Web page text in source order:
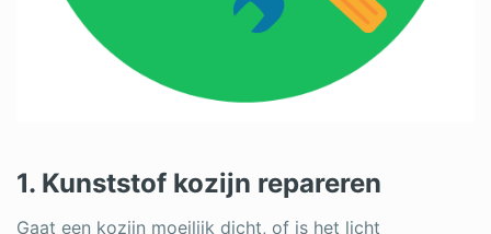
1. Kunststof kozijn repareren
Gaat een kozijn moeilijk dicht, of is het licht